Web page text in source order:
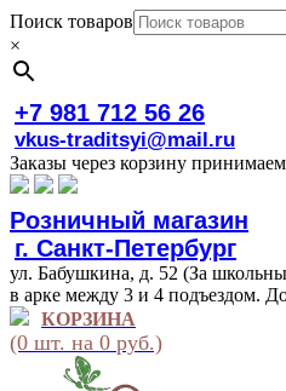
Поиск товаров
×
+7 981 712 56 26
vkus-traditsyi@mail.ru
Заказы через корзину
Розничный магазин
г. Санкт-Петербург
ул. Бабушкина, д. 52 (За
в арке между 3 и 4 подъездом.
КОРЗИНА
(0 шт. на 0 руб.)